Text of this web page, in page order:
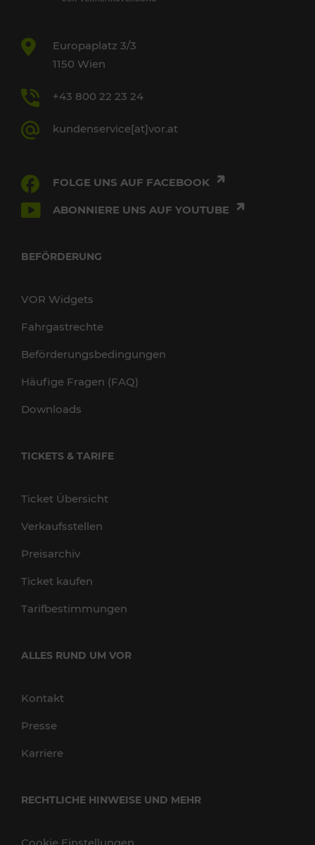
Europaplatz 3/3
1150 Wien
+43 800 22 23 24
kundenservice[at]vor.at
FOLGE UNS AUF FACEBOOK
ABONNIERE UNS AUF YOUTUBE
BEFÖRDERUNG
VOR Widgets
Fahrgastrechte
Beförderungsbedingungen
Häufige Fragen (FAQ)
Downloads
TICKETS & TARIFE
Ticket Übersicht
Verkaufsstellen
Preisarchiv
Ticket kaufen
Tarifbestimmungen
ALLES RUND UM VOR
Kontakt
Presse
Karriere
RECHTLICHE HINWEISE UND MEHR